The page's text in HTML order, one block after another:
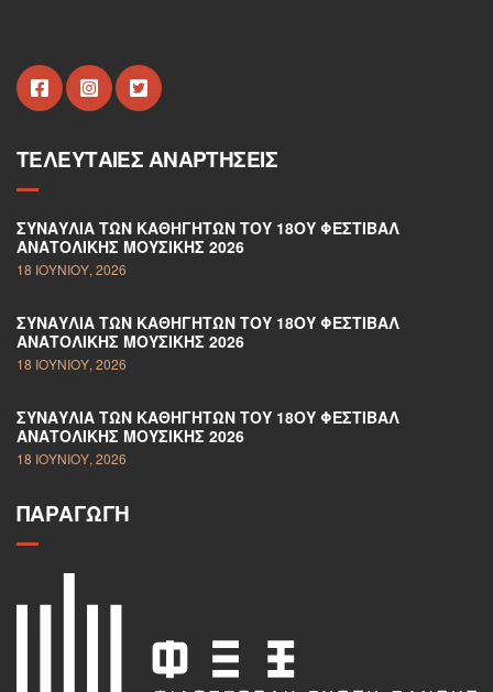
ΤΕΛΕΥΤΑΊΕΣ ΑΝΑΡΤΉΣΕΙΣ
ΣΥΝΑΥΛΊΑ ΤΩΝ ΚΑΘΗΓΗΤΏΝ ΤΟΥ 18ΟΥ ΦΕΣΤΙΒΆΛ
ΑΝΑΤΟΛΙΚΉΣ ΜΟΥΣΙΚΉΣ 2026
18 ΙΟΥΝΊΟΥ, 2026
ΣΥΝΑΥΛΊΑ ΤΩΝ ΚΑΘΗΓΗΤΏΝ ΤΟΥ 18ΟΥ ΦΕΣΤΙΒΆΛ
ΑΝΑΤΟΛΙΚΉΣ ΜΟΥΣΙΚΉΣ 2026
18 ΙΟΥΝΊΟΥ, 2026
ΣΥΝΑΥΛΊΑ ΤΩΝ ΚΑΘΗΓΗΤΏΝ ΤΟΥ 18ΟΥ ΦΕΣΤΙΒΆΛ
ΑΝΑΤΟΛΙΚΉΣ ΜΟΥΣΙΚΉΣ 2026
18 ΙΟΥΝΊΟΥ, 2026
ΠΑΡΑΓΩΓΉ